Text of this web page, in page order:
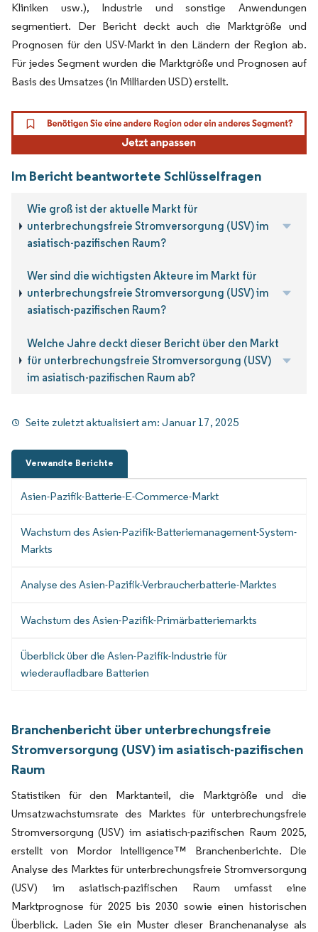
Kliniken usw.), Industrie und sonstige Anwendungen
segmentiert. Der Bericht deckt auch die Marktgröße und
Prognosen für den USV-Markt in den Ländern der Region ab.
Für jedes Segment wurden die Marktgröße und Prognosen auf
Basis des Umsatzes (in Milliarden USD) erstellt.
Im Bericht beantwortete Schlüsselfragen
Wie groß ist der aktuelle Markt für
unterbrechungsfreie Stromversorgung (USV) im
asiatisch-pazifischen Raum?
Wer sind die wichtigsten Akteure im Markt für
unterbrechungsfreie Stromversorgung (USV) im
asiatisch-pazifischen Raum?
Welche Jahre deckt dieser Bericht über den Markt
für unterbrechungsfreie Stromversorgung (USV)
im asiatisch-pazifischen Raum ab?
Seite zuletzt aktualisiert am:Januar 17, 2025
Verwandte Berichte
Asien-Pazifik-Batterie-E-Commerce-Markt
Wachstum des Asien-Pazifik-Batteriemanagement-System-
Markts
Analyse des Asien-Pazifik-Verbraucherbatterie-Marktes
Wachstum des Asien-Pazifik-Primärbatteriemarkts
Überblick über die Asien-Pazifik-Industrie für
wiederaufladbare Batterien
Branchenbericht über unterbrechungsfreie
Stromversorgung (USV) im asiatisch-pazifischen
Raum
Statistiken für den Marktanteil, die Marktgröße und die
Umsatzwachstumsrate des Marktes für unterbrechungsfreie
Stromversorgung (USV) im asiatisch-pazifischen Raum 2025,
erstellt von Mordor Intelligence™ Branchenberichte. Die
Analyse des Marktes für unterbrechungsfreie Stromversorgung
(USV) im asiatisch-pazifischen Raum umfasst eine
Marktprognose für 2025 bis 2030 sowie einen historischen
Überblick. Laden Sie ein Muster dieser Branchenanalyse als